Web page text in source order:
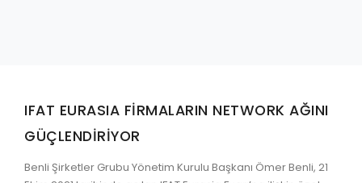
IFAT EURASIA FİRMALARIN NETWORK AĞINI
GÜÇLENDİRİYOR
Benli Şirketler Grubu Yönetim Kurulu Başkanı Ömer Benli, 21